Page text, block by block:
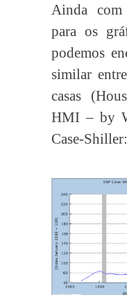
Ainda com
para os
podemos
similar
casas
HMI – by
Case-Shiller: